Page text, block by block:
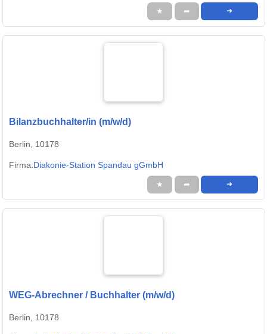
★ ➦ ➜
Bilanzbuchhalter/in (m/w/d)
Berlin, 10178
Firma:Diakonie-Station Spandau gGmbH
★ ➦ ➜
WEG-Abrechner / Buchhalter (m/w/d)
Berlin, 10178